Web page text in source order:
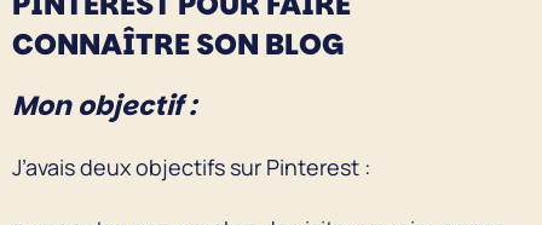
CONNAÎTRE SON BLOG
Mon objectif :
J’avais deux objectifs sur Pinterest :